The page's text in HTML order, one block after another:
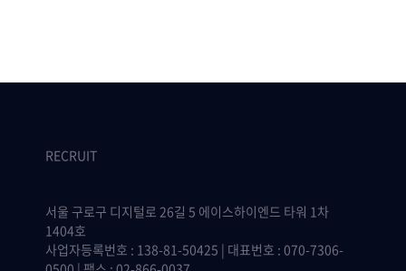
RECRUIT
서울 구로구 디지털로 26길 5 에이스하이엔드 타워 1차
1404호
사업자등록번호 : 138-81-50425 | 대표번호 : 070-7306-